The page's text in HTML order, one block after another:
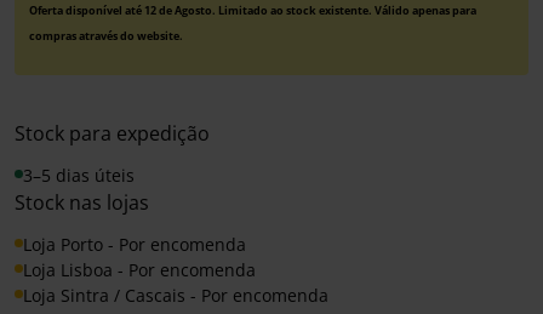
Oferta disponível até 12 de Agosto. Limitado ao stock existente. Válido apenas para
compras através do website.
Stock para expedição
3–5 dias úteis
Stock nas lojas
Loja Porto - Por encomenda
Loja Lisboa - Por encomenda
Loja Sintra / Cascais - Por encomenda